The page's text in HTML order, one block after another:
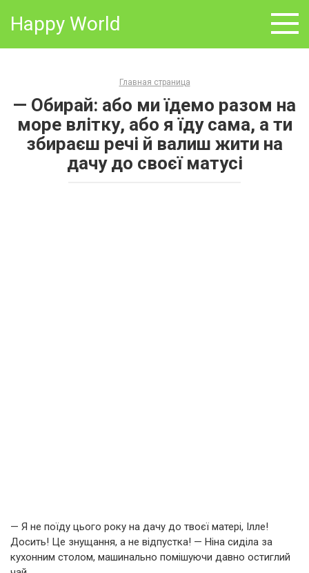
Happy World
Главная страница
— Обирай: або ми їдемо разом на
море влітку, або я їду сама, а ти
збираєш речі й валиш жити на
дачу до своєї матусі
— Я не поїду цього року на дачу до твоєї матері, Ілле!
Досить! Це знущання, а не відпустка! — Ніна сиділа за
кухонним столом, машинально помішуючи давно остиглий